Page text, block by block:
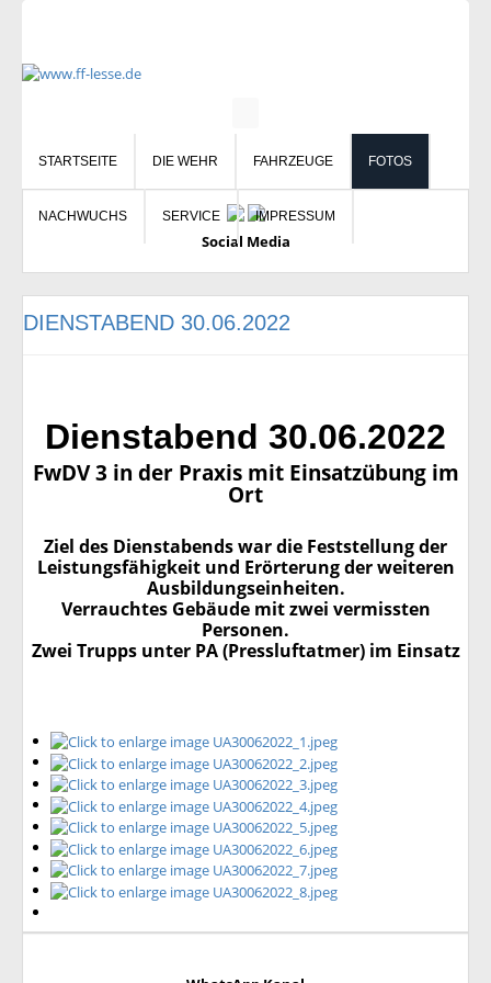
STARTSEITE DIE WEHR FAHRZEUGE FOTOS
NACHWUCHS SERVICE IMPRESSUM
Social Media
DIENSTABEND 30.06.2022
Dienstabend 30.06.2022
FwDV 3 in der Praxis mit Einsatzübung im
Ort
Ziel des Dienstabends war die Feststellung der
Leistungsfähigkeit und Erörterung der weiteren
Ausbildungseinheiten.
Verrauchtes Gebäude mit zwei vermissten
Personen.
Zwei Trupps unter PA (Pressluftatmer) im Einsatz